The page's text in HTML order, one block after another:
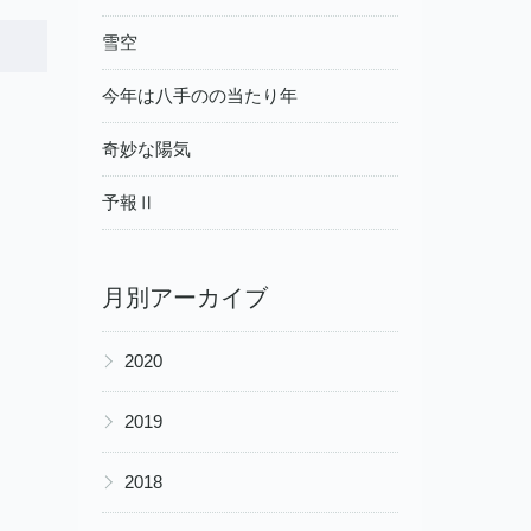
雪空
今年は八手のの当たり年
奇妙な陽気
予報Ⅱ
月別アーカイブ
▶ 2020
▶ 2019
▶ 2018